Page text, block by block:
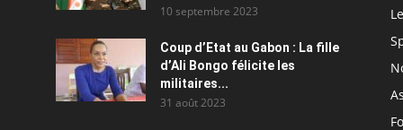
10 septembre 2023
Coup d’Etat au Gabon : La fille
d’Ali Bongo félicite les
militaires...
31 août 2023